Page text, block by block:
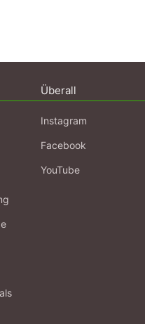
Überall
Instagram
Facebook
YouTube